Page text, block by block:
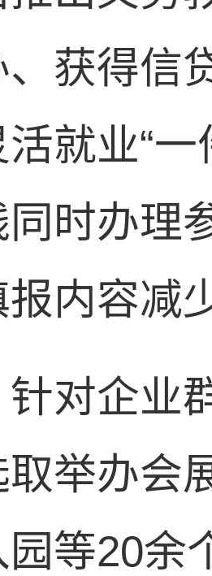
、获得信
就业“
同时办理
内容减
对企业
举办会
等20余